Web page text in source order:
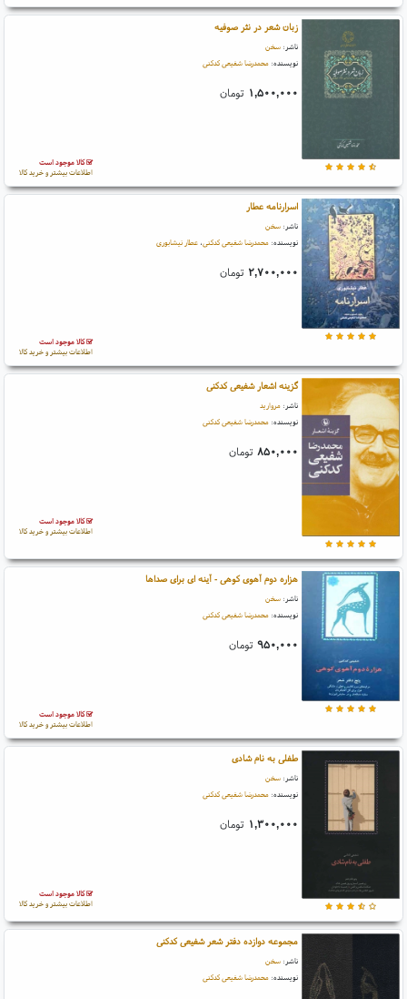
زبان شعر در نثر صوفیه
ناشر: سخن
نویسنده: محمدرضا شفیعی کدکنی
۱,۵۰۰,۰۰۰ تومان
کالا موجود است
اطلاعات بیشتر و خرید کالا
اسرارنامه عطار
ناشر: سخن
نویسنده: محمدرضا شفیعی کدکنی، عطار نیشابوری
۲,۷۰۰,۰۰۰ تومان
کالا موجود است
اطلاعات بیشتر و خرید کالا
گزینه اشعار شفیعی کدکنی
ناشر: مروارید
نویسنده: محمدرضا شفیعی کدکنی
۸۵۰,۰۰۰ تومان
کالا موجود است
اطلاعات بیشتر و خرید کالا
هزاره دوم آهوی کوهی - آینه ای برای صداها
ناشر: سخن
نویسنده: محمدرضا شفیعی کدکنی
۹۵۰,۰۰۰ تومان
کالا موجود است
اطلاعات بیشتر و خرید کالا
طفلی به نام شادی
ناشر: سخن
نویسنده: محمدرضا شفیعی کدکنی
۱,۳۰۰,۰۰۰ تومان
کالا موجود است
اطلاعات بیشتر و خرید کالا
مجموعه دوازده دفتر شعر شفیعی کدکنی
ناشر: سخن
نویسنده: محمدرضا شفیعی کدکنی